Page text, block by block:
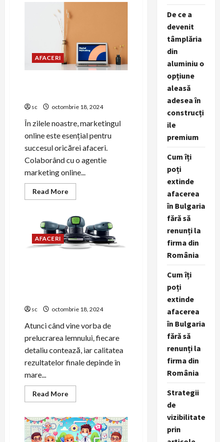
de
outsourcing?
poți
folosi
acest
concept
modern
AFACERI
sc octombrie 18, 2024
În zilele noastre, marketingul
online este esențial pentru
succesul oricărei afaceri.
Colaborând cu o agentie
marketing online...
Read MoreRead
more
Marketingului
Digital
cu
Perspektive.ro
AFACERI
sc octombrie 18, 2024
Atunci când vine vorba de
prelucrarea lemnului, fiecare
detaliu contează, iar calitatea
rezultatelor finale depinde în
mare...
Read MoreRead
more
puterea
perfecțiunii
cu
De ce a
devenit
tâmplăria
din
aluminiu o
opțiune
aleasă
adesea în
construcți
ile
premium
Cum îți
poți
extinde
afacerea
în Bulgaria
fără să
renunți la
firma din
România
Cum îți
poți
extinde
afacerea
în Bulgaria
fără să
renunți la
firma din
România
Strategii
de
vizibilitate
prin